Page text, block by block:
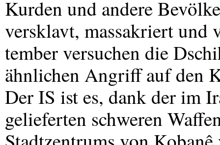
Kurden und andere
versklavt, massakriert und
tember versuchen die
ähnlichen Angriff auf den
Der IS ist es, dank der im
gelieferten schweren